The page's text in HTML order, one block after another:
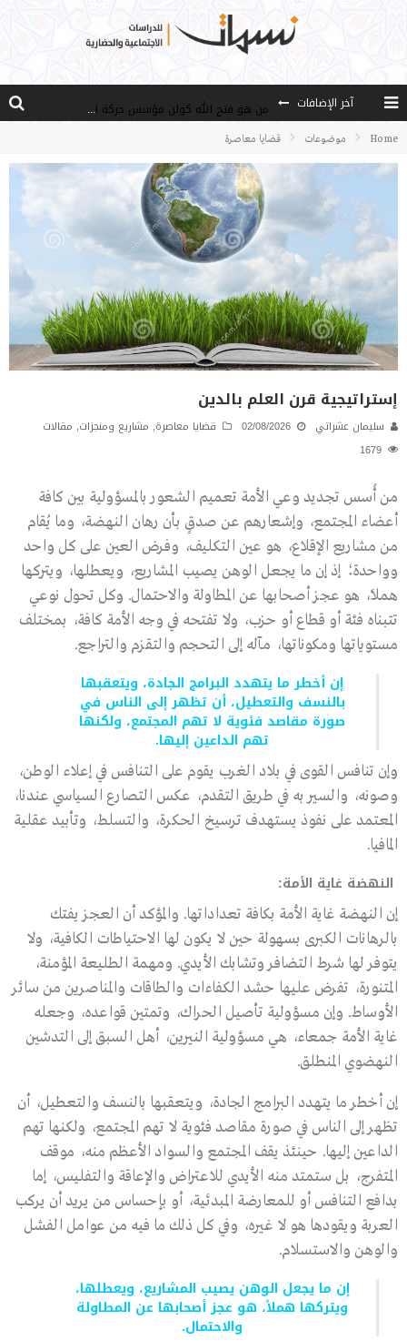
آخر الإضافات
الأستاذ عالما عارفا حكيما
مصادر العلم وسببه
النـزعة التجديدية عند الأستاذ فتح الله كولن
Home موضوعات قضايا معاصرة
إستراتيجية قرن العلم بالدين
سليمان عشراتي 02/08/2026 قضايا معاصرة, مشاريع ومنجزات, مقالات
من أُسس تجديد وعي الأمة تعميم الشعور بالمسؤولية بين كافة
أعضاء المجتمع، وإشعارهم عن صدقٍ بأن رهان النهضة، وما يُقام
من مشاريع الإقلاع، هو عين التكليف، وفرض العين على كل واحد
وواحدة؛ إذ إن ما يجعل الوهن يصيب المشاريع، ويعطلها، ويتركها
هملاً، هو عجز أصحابها عن المطاولة والاحتمال. وكل تحول نوعي
تتبناه فئة أو قطاع أو حزب، ولا تفتحه في وجه الأمة كافة، بمختلف
مستوياتها ومكوناتها، مآله إلى التحجم والتقزم والتراجع.
إن أخطر ما يتهدد البرامج الجادة، ويتعقبها
بالنسف والتعطيل، أن تظهر إلى الناس في
صورة مقاصد فئوية لا تهم المجتمع، ولكنها
تهم الداعين إليها.
وإن تنافس القوى في بلاد الغرب يقوم على التنافس في إعلاء الوطن،
وصونه، والسير به في طريق التقدم، عكس التصارع السياسي عندنا،
المعتمد على نفوذ يستهدف ترسيخ الحكرة، والتسلط، وتأبيد عقلية
المافيا.
النهضة غاية الأمة:
إن النهضة غاية الأمة بكافة تعداداتها. والمؤكد أن العجز يفتك
بالرهانات الكبرى بسهولة حين لا يكون لها الاحتياطات الكافية، ولا
يتوفر لها شرط التضافر وتشابك الأيدي. ومهمة الطليعة المؤمنة،
المتنورة، تفرض عليها حشد الكفاءات والطاقات والمناصرين من سائر
الأوساط. وإن مسؤولية تأصيل الحراك، وتمتين قواعده، وجعله
غاية الأمة جمعاء، هي مسؤولية النيرين، أهل السبق إلى التدشين
النهضوي المنطلق.
إن أخطر ما يتهدد البرامج الجادة، ويتعقبها بالنسف والتعطيل، أن
تظهر إلى الناس في صورة مقاصد فئوية لا تهم المجتمع، ولكنها تهم
الداعين إليها. حينئذ يقف المجتمع والسواد الأعظم منه، موقف
المتفرج، بل ستمتد منه الأيدي للاعتراض والإعاقة والتفليس، إما
بدافع التنافس أو للمعارضة المبدئية، أو بإحساس من يريد أن يركب
العربة ويقودها هو لا غيره، وفي كل ذلك ما فيه من عوامل الفشل
والوهن والاستسلام.
إن ما يجعل الوهن يصيب المشاريع، ويعطلها،
ويتركها هملاً، هو عجز أصحابها عن المطاولة
والاحتمال.